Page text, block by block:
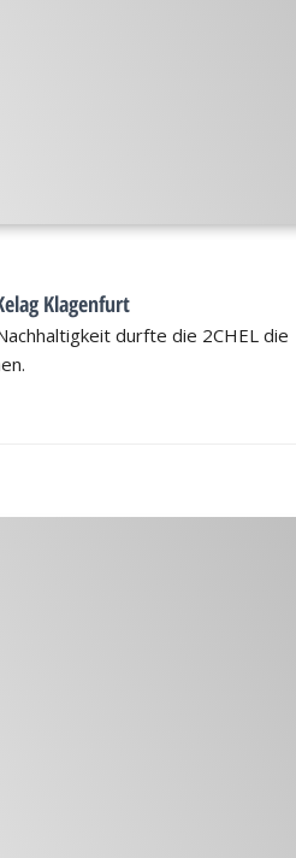
Klagenfurt
durfte die 2CHEL die